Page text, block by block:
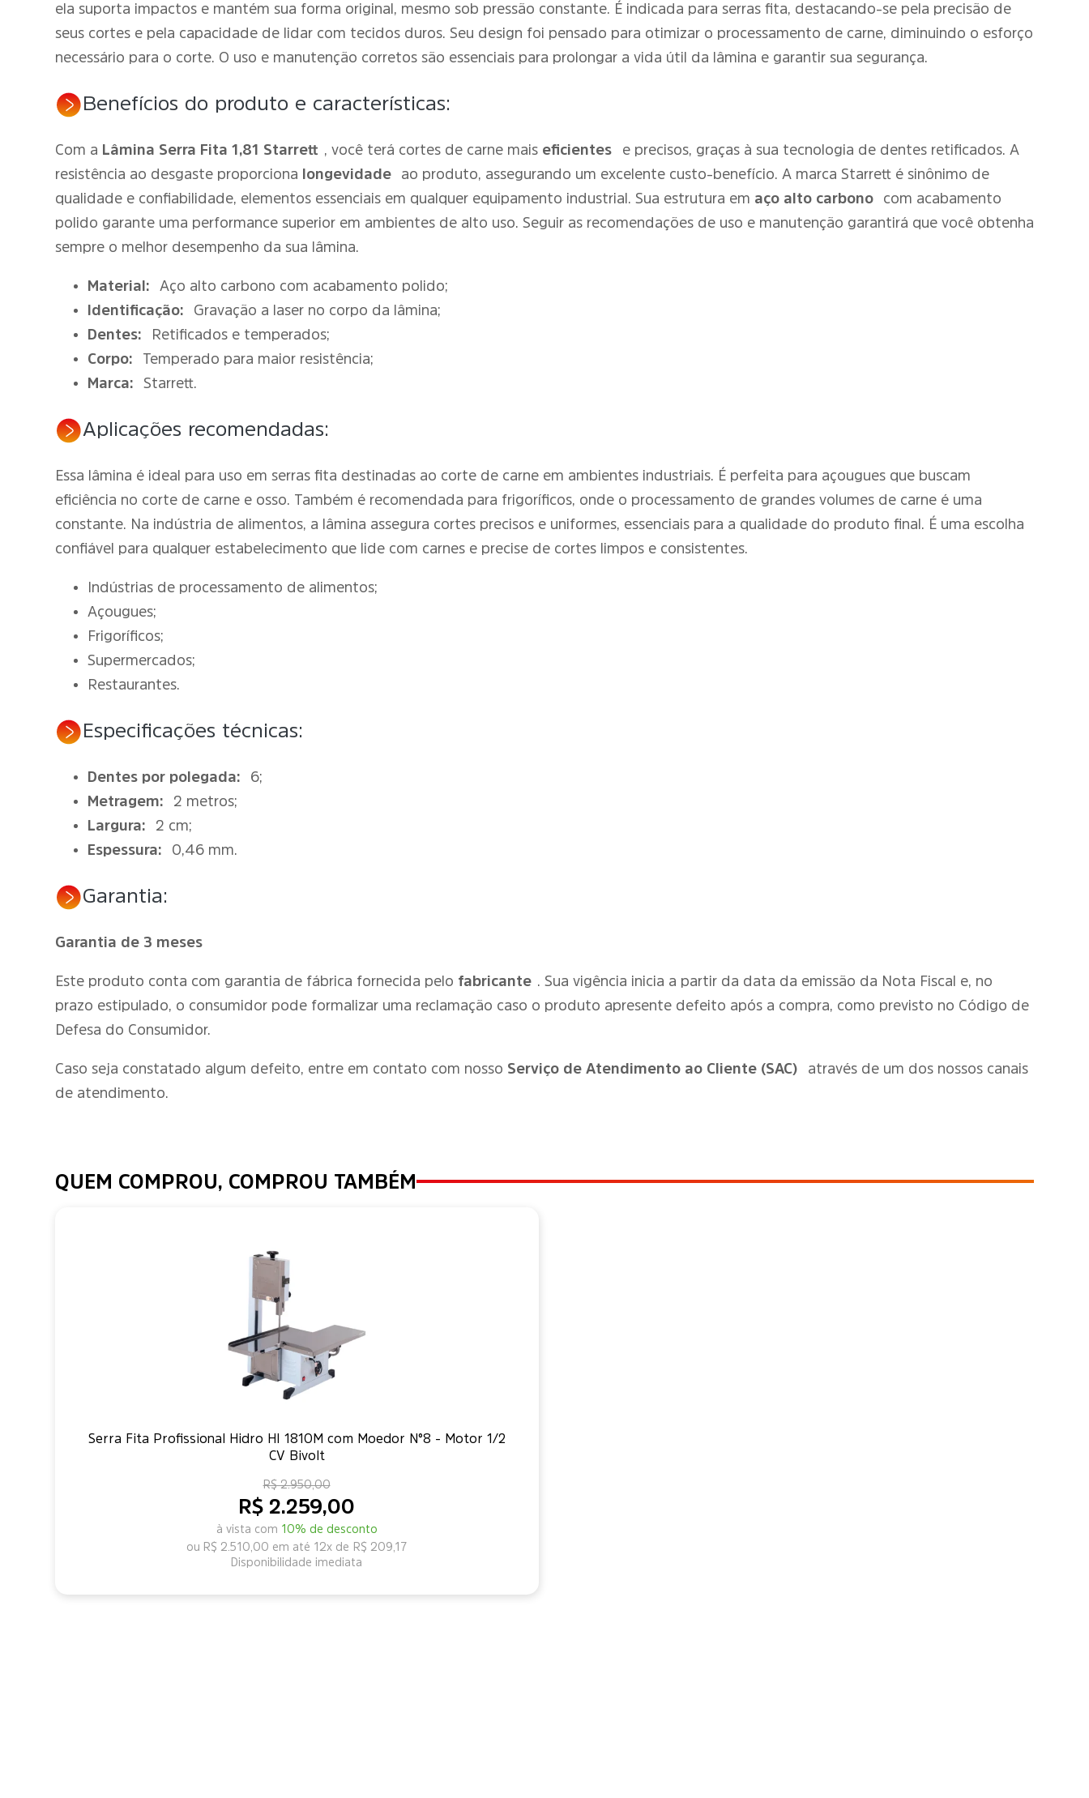
ela suporta impactos e mantém sua forma original, mesmo sob pressão constante. É indicada para serras fita, destacando-se pela precisão de
seus cortes e pela capacidade de lidar com tecidos duros. Seu design foi pensado para otimizar o processamento de carne, diminuindo o esforço
necessário para o corte. O uso e manutenção corretos são essenciais para prolongar a vida útil da lâmina e garantir sua segurança.
Benefícios do produto e características:
Com a Lâmina Serra Fita 1,81 Starrett , você terá cortes de carne mais eficientes
e precisos, graças à sua tecnologia de dentes retificados. A
resistência ao desgaste proporciona
longevidade
ao produto, assegurando um excelente custo-benefício. A marca Starrett é sinônimo de
qualidade e confiabilidade, elementos essenciais em qualquer equipamento industrial. Sua estrutura em aço alto carbono
com acabamento
polido garante uma performance superior em ambientes de alto uso. Seguir as recomendações de uso e manutenção garantirá que você obtenha
sempre o melhor desempenho da sua lâmina.
Material:
Aço alto carbono com acabamento polido;
Identificação:
Gravação a laser no corpo da lâmina;
Dentes:
Retificados e temperados;
Corpo:
Temperado para maior resistência;
Marca:
Starrett.
Aplicações recomendadas:
Essa lâmina é ideal para uso em serras fita destinadas ao corte de carne em ambientes industriais. É perfeita para açougues que buscam
eficiência no corte de carne e osso. Também é recomendada para frigoríficos, onde o processamento de grandes volumes de carne é uma
constante. Na indústria de alimentos, a lâmina assegura cortes precisos e uniformes, essenciais para a qualidade do produto final. É uma escolha
confiável para qualquer estabelecimento que lide com carnes e precise de cortes limpos e consistentes.
Indústrias de processamento de alimentos;
Açougues;
Frigoríficos;
Supermercados;
Restaurantes.
Especificações técnicas:
Dentes por polegada:
6;
Metragem:
2 metros;
Largura:
2 cm;
Espessura:
0,46 mm.
Garantia:
Garantia de 3 meses
Este produto conta com garantia de fábrica fornecida pelo fabricante
. Sua vigência inicia a partir da data da emissão da Nota Fiscal e, no
prazo estipulado, o consumidor pode formalizar uma reclamação caso o produto apresente defeito após a compra, como previsto no Código de
Defesa do Consumidor.
Caso seja constatado algum defeito, entre em contato com nosso Serviço de Atendimento ao Cliente (SAC)
através de um dos nossos canais
de atendimento.
QUEM COMPROU, COMPROU TAMBÉM
Serra Fita Profissional Hidro HI 1810M com Moedor N°8 - Motor 1/2
CV Bivolt
R$ 2.259,00
à vista com 10% de desconto
R$ 2.950,00
R$ 2.510,00 12x de R$ 209,17
Disponibilidade imediata